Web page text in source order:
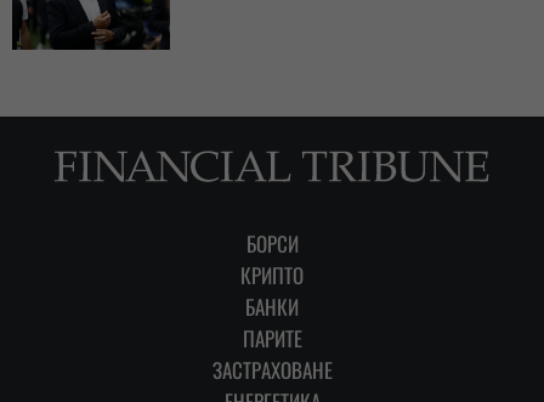
БОРСИ
КРИПТО
БАНКИ
ПАРИТЕ
ЗАСТРАХОВАНЕ